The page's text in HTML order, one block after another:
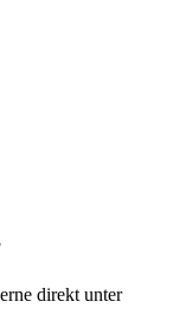
direkt unter